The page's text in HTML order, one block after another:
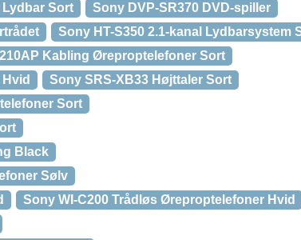
Sort
Sony DVP-SR370 DVD-spiller
Sony HT-S350 2.1-kanal Lydbarsystem
Kabling Øreproptelefoner Sort
Sony SRS-XB33 Højttaler Sort
Sort
Black
Sølv
Sony WI-C200 Trådløs Øreproptelefoner Hvid